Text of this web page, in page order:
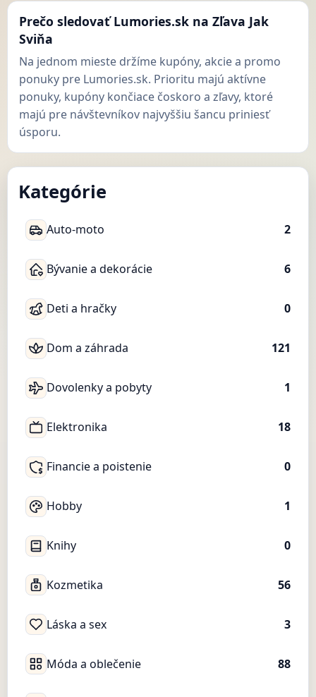
Prečo sledovať Lumories.sk na Zľava Jak
Sviňa
Na jednom mieste držíme kupóny, akcie a promo
ponuky pre Lumories.sk. Prioritu majú aktívne
ponuky, kupóny končiace čoskoro a zľavy, ktoré
majú pre návštevníkov najvyššiu šancu priniesť
úsporu.
Kategórie
Auto-moto 2
Bývanie a dekorácie 6
Deti a hračky 0
Dom a záhrada 121
Dovolenky a pobyty 1
Elektronika 18
Financie a poistenie 0
Hobby 1
Knihy 0
Kozmetika 56
Láska a sex 3
Móda a oblečenie 88